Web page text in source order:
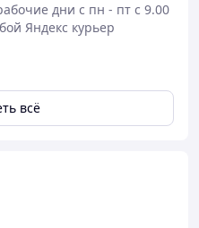
курьерскими
службами СДЕК,
магазина АСКОМ
дни с пн - пт с 9.00
Яндекс курьер
всё